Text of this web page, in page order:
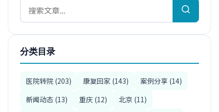
分类目录
医院转院 (203) 康复回家 (143)
案例分享 (14)
新闻动态 (13)
重庆 (12)
北京 (11)